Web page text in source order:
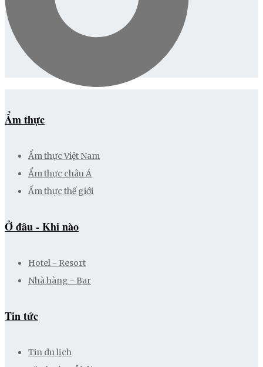
Ẩm thực
Ẩm thực Việt Nam
Ẩm thực châu Á
Ẩm thực thế giới
Ở đâu - Khi nào
Hotel - Resort
Nhà hàng - Bar
Tin tức
Tin du lịch